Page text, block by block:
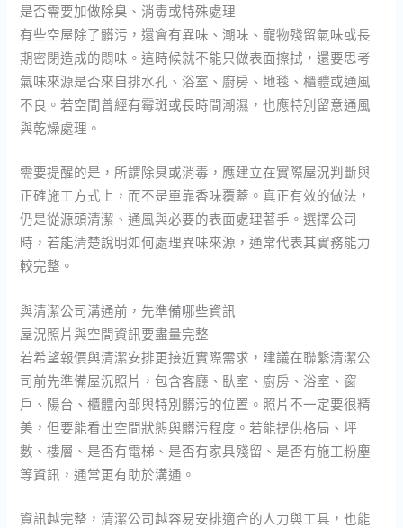
是否需要加做除臭、消毒或特殊處理
有些空屋除了髒污，還會有異味、潮味、寵物殘留氣味或長
期密閉造成的悶味。這時候就不能只做表面擦拭，還要思考
氣味來源是否來自排水孔、浴室、廚房、地毯、櫃體或通風
不良。若空間曾經有霉斑或長時間潮濕，也應特別留意通風
與乾燥處理。
需要提醒的是，所謂除臭或消毒，應建立在實際屋況判斷與
正確施工方式上，而不是單靠香味覆蓋。真正有效的做法，
仍是從源頭清潔、通風與必要的表面處理著手。選擇公司
時，若能清楚說明如何處理異味來源，通常代表其實務能力
較完整。
與清潔公司溝通前，先準備哪些資訊
屋況照片與空間資訊要盡量完整
若希望報價與清潔安排更接近實際需求，建議在聯繫清潔公
司前先準備屋況照片，包含客廳、臥室、廚房、浴室、窗
戶、陽台、櫃體內部與特別髒污的位置。照片不一定要很精
美，但要能看出空間狀態與髒污程度。若能提供格局、坪
數、樓層、是否有電梯、是否有家具殘留、是否有施工粉塵
等資訊，通常更有助於溝通。
資訊越完整，清潔公司越容易安排適合的人力與工具，也能